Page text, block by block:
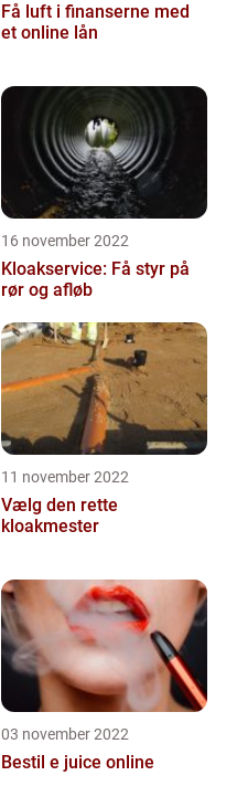
Få luft i finanserne med
et online lån
16 november 2022
Kloakservice: Få styr på
rør og afløb
11 november 2022
Vælg den rette
kloakmester
03 november 2022
Bestil e juice online